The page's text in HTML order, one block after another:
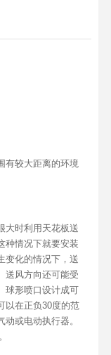
有较大距离的环境
大时利用天花板送
种情况下就要安装
变化的情况下，送
送风方向还可能受
球形喷口设计成可
以在正负30度的范
或电动执行器。